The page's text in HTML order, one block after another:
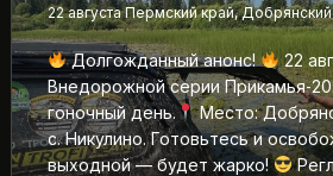
22 августа Пермский край,
Долгожданный анонс!
22
Внедорожной серии
гоночный день.
Место:
с. Никулино. Готовьтесь и
выходной — будет жарко!